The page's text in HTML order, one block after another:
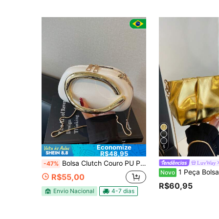
Economize
R$48,95
-47% Bolsa Clutch Couro PU Premium Casual Chique | Bolsa de Ombro Feminina 2026 Moda Coreana Y2K Minimalista | Presente Dia dos Namorados Elegante Versátil Luxo Acessível Estilo
R$55,00
Envio Nacional 4-7 dias
5
LuvWay
Novo 1 Peça Bolsa Envelope de PU com Fechamento de Aba Acolchoada em Cor Sólida, Clutch de Festa de Cor Brilhante na Moda, Bolsa de Ombro com
R$60,95